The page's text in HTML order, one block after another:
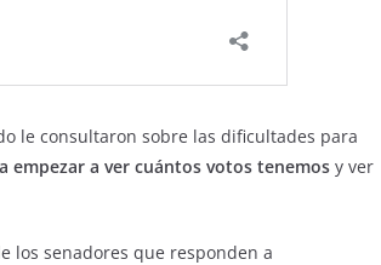
le consultaron sobre las dificultades para
empezar a ver cuántos votos tenemos y ver
los senadores que responden a